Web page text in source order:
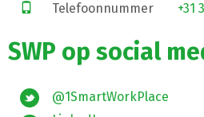
Telefoonnummer
+31
SWP op social
@1SmartWorkPlace